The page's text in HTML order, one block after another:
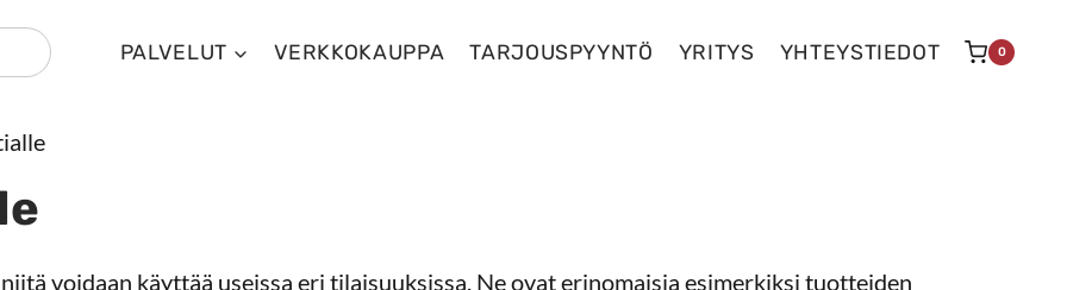
PALVELUT VERKKOKAUPPA TARJOUSPYYNTÖ YRITYS YHTEYSTIEDOT 0
voidaan käyttää useissa eri tilaisuuksissa. Ne ovat erinomaisia esimerkiksi tuotteiden